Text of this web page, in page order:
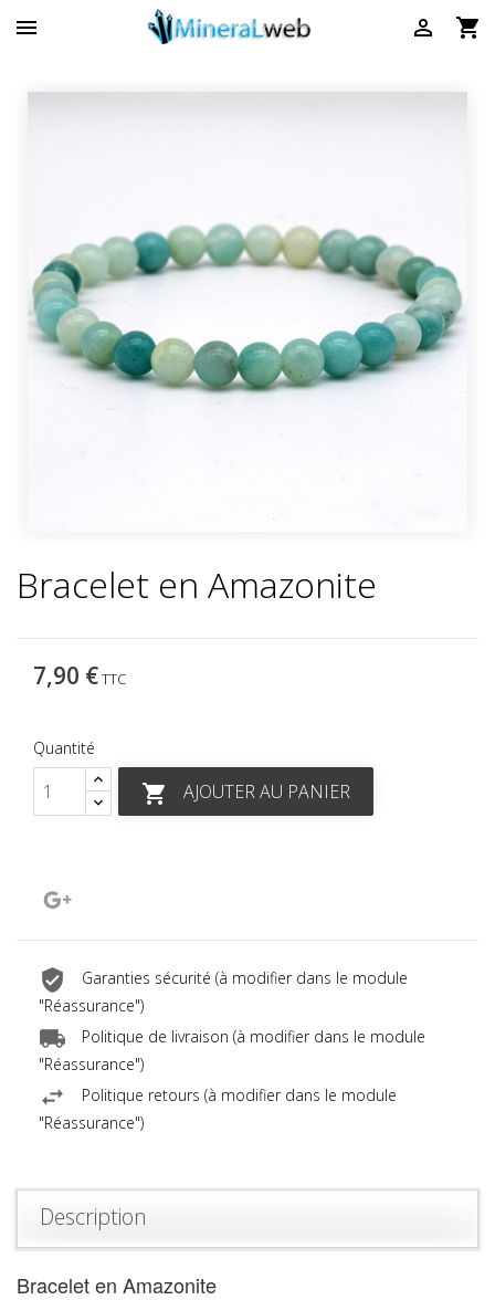
 

Bracelet en Amazonite
7,90 €TTC
Quantité
 AJOUTER AU PANIER
Garanties sécurité (à modifier dans le module
"Réassurance")
Politique de livraison (à modifier dans le module
"Réassurance")
Politique retours (à modifier dans le module
"Réassurance")
Description
Bracelet en Amazonite